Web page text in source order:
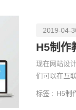
2019-04-
H5制作
现在网站设
们可以在互
标签 : H5制